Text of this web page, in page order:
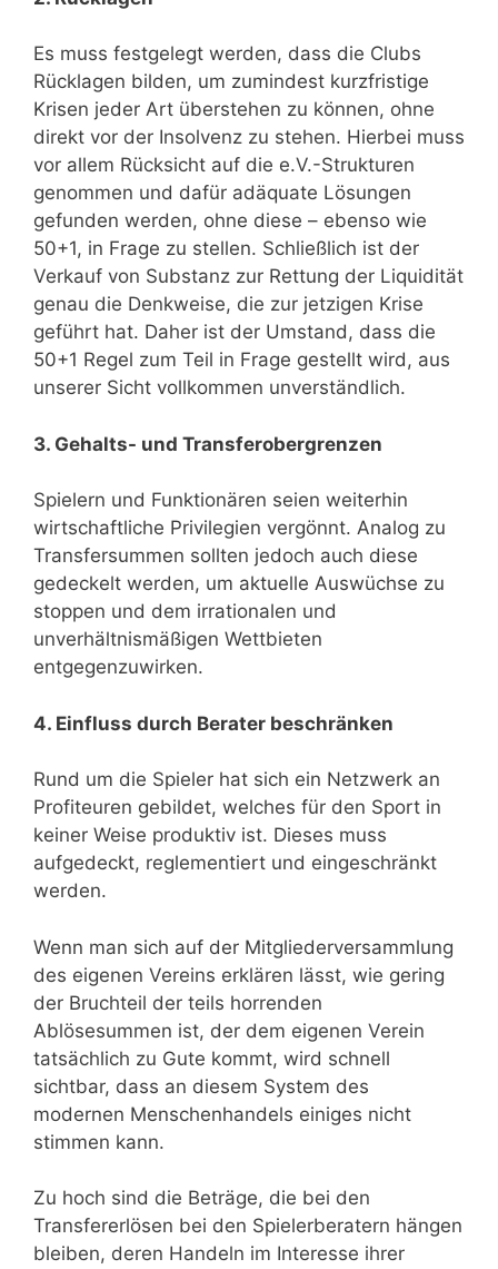
Es muss festgelegt werden, dass die Clubs
Rücklagen bilden, um zumindest kurzfristige
Krisen jeder Art überstehen zu können, ohne
direkt vor der Insolvenz zu stehen. Hierbei muss
vor allem Rücksicht auf die e.V.-Strukturen
genommen und dafür adäquate Lösungen
gefunden werden, ohne diese – ebenso wie
50+1, in Frage zu stellen. Schließlich ist der
Verkauf von Substanz zur Rettung der Liquidität
genau die Denkweise, die zur jetzigen Krise
geführt hat. Daher ist der Umstand, dass die
50+1 Regel zum Teil in Frage gestellt wird, aus
unserer Sicht vollkommen unverständlich.
3. Gehalts- und Transferobergrenzen
Spielern und Funktionären seien weiterhin
wirtschaftliche Privilegien vergönnt. Analog zu
Transfersummen sollten jedoch auch diese
gedeckelt werden, um aktuelle Auswüchse zu
stoppen und dem irrationalen und
unverhältnismäßigen Wettbieten
entgegenzuwirken.
4. Einfluss durch Berater beschränken
Rund um die Spieler hat sich ein Netzwerk an
Profiteuren gebildet, welches für den Sport in
keiner Weise produktiv ist. Dieses muss
aufgedeckt, reglementiert und eingeschränkt
werden.
Wenn man sich auf der Mitgliederversammlung
des eigenen Vereins erklären lässt, wie gering
der Bruchteil der teils horrenden
Ablösesummen ist, der dem eigenen Verein
tatsächlich zu Gute kommt, wird schnell
sichtbar, dass an diesem System des
modernen Menschenhandels einiges nicht
stimmen kann.
Zu hoch sind die Beträge, die bei den
Transfererlösen bei den Spielerberatern hängen
bleiben, deren Handeln im Interesse ihrer